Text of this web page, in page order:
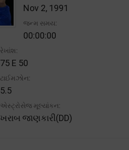
Nov 2, 1991
જન્મ સમય:
00:00:00
રેખાંશ:
75 E 50
ટાઈમઝોન:
5.5
એસ્ટ્રોસેજ મૂલ્યાંકન:
ખરાબ જાણકારી(DD)